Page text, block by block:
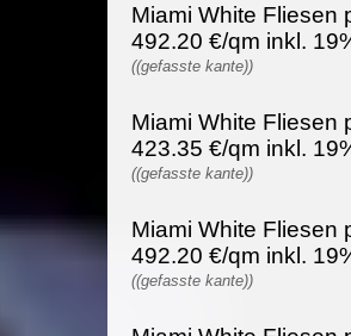
Miami White Fliesen
492.20 €/qm inkl.
((gefasste kante))
Miami White Fliesen
423.35 €/qm inkl.
((gefasste kante))
Miami White Fliesen
492.20 €/qm inkl.
((gefasste kante))